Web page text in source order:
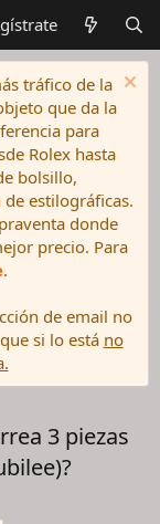
tráfico de la
que da la
para
Rolex hasta
bolsillo,
estilográficas.
donde
precio. Para
.
de email no
si lo está no
3 piezas